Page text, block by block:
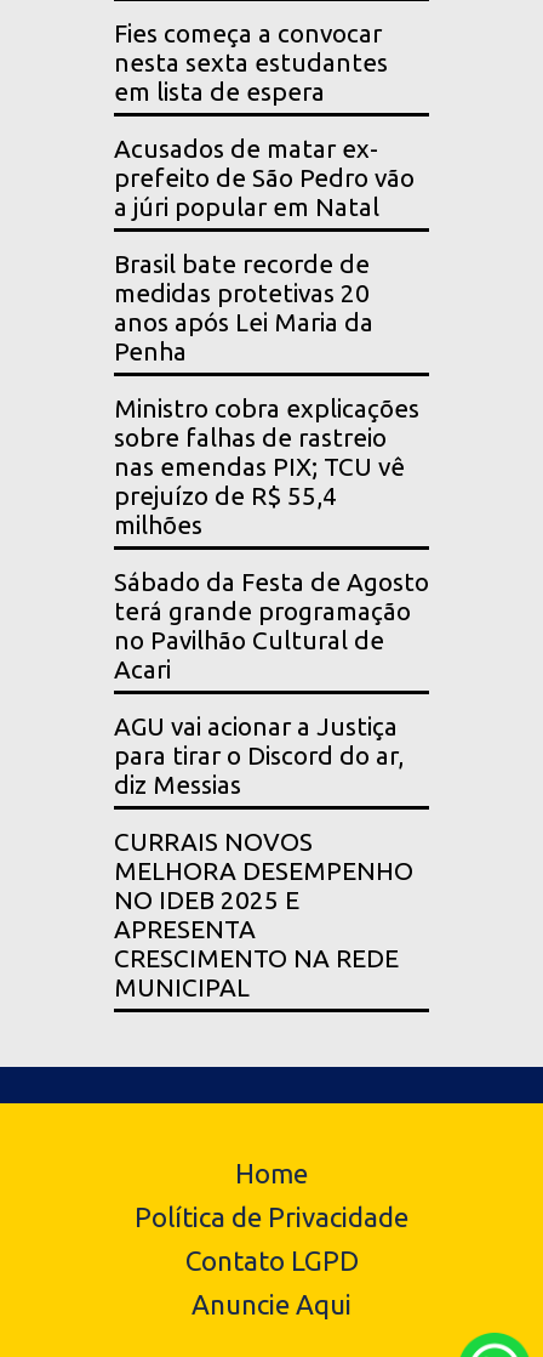
Fies começa a convocar
nesta sexta estudantes
em lista de espera
Acusados de matar ex-
prefeito de São Pedro vão
a júri popular em Natal
Brasil bate recorde de
medidas protetivas 20
anos após Lei Maria da
Penha
Ministro cobra explicações
sobre falhas de rastreio
nas emendas PIX; TCU vê
prejuízo de R$ 55,4
milhões
Sábado da Festa de Agosto
terá grande programação
no Pavilhão Cultural de
Acari
AGU vai acionar a Justiça
para tirar o Discord do ar,
diz Messias
CURRAIS NOVOS
MELHORA DESEMPENHO
NO IDEB 2025 E
APRESENTA
CRESCIMENTO NA REDE
MUNICIPAL
Home
Política de Privacidade
Contato LGPD
Anuncie Aqui